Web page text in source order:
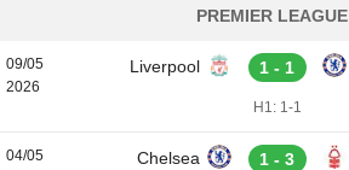
PREMIER LEAGUE
09/05
2026
Liverpool 1 - 1
H1: 1-1
04/05
Chelsea 1 - 3